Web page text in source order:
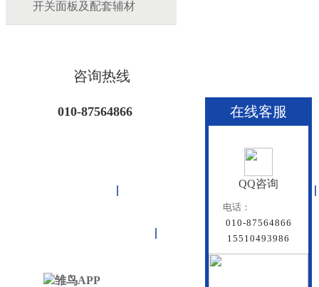
开关面板及配套辅材
咨询热线
010-87564866
联塑管道
在线客服
QQ咨询
电话：
010-87564866
15510493986